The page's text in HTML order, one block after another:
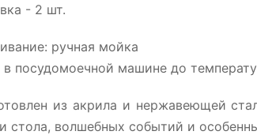
- 2 шт.
ручная мойка
посудомоечной машине до
из акрила и нержавеющей
стола, волшебных событий и